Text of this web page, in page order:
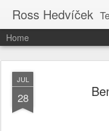
Ross Hedvíček Tento
Home
JUL
28